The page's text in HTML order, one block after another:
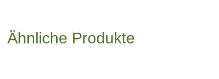
Ähnliche Produkte